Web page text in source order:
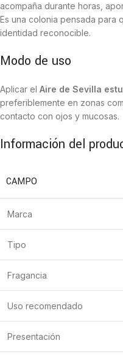
acompaña durante horas,
Es una colonia pensada para
identidad reconocible.
Modo de uso
Aplicar el Aire de Sevilla
preferiblemente en zonas
contacto con ojos y mucosas.
Información del
CAMPO
Marca
Tipo
Fragancia
Uso recomendado
Presentación